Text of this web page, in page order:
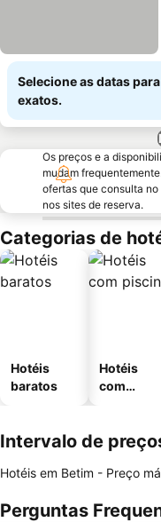
Selecione as datas
exatos.
Os preços e a
mudam
ofertas que consulta
nos sites de reserva.
Categorias de
Hotéis
baratos
Hotéis
com
Intervalo de
Hotéis em Betim - Preço
Perguntas